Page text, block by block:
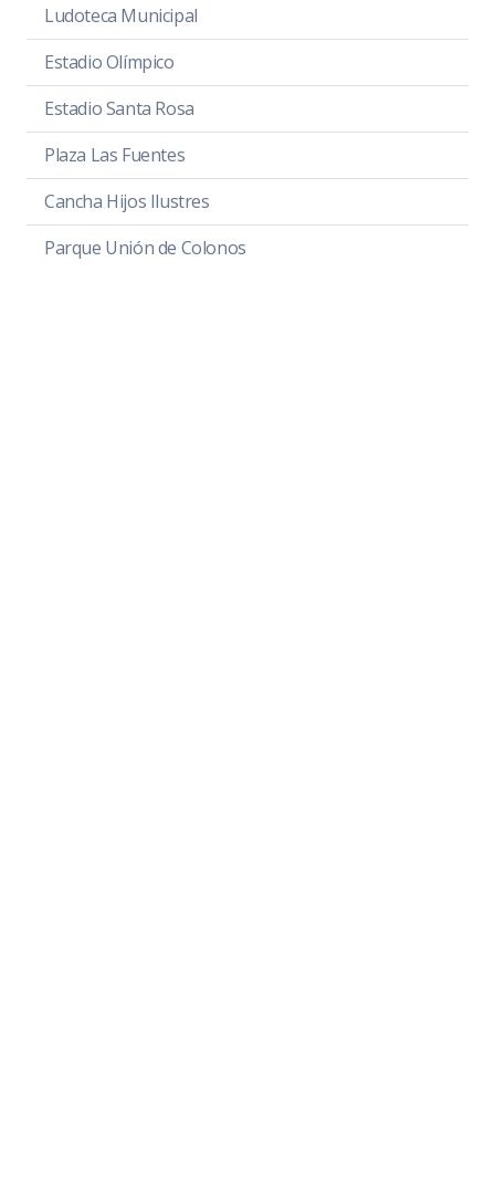
Ludoteca Municipal
Estadio Olímpico
Estadio Santa Rosa
Plaza Las Fuentes
Cancha Hijos Ilustres
Parque Unión de Colonos